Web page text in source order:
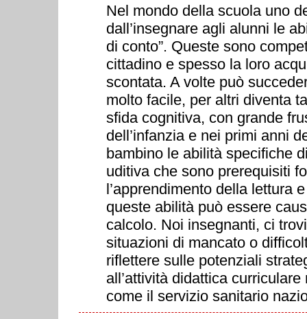
Nel mondo della scuola uno
dall’insegnare agli alunni le
di conto”. Queste sono
cittadino e spesso la loro
scontata. A volte può
molto facile, per altri diventa
sfida cognitiva, con grande
dell’infanzia e nei primi anni
bambino le abilità specifiche
uditiva che sono prerequisiti
l’apprendimento della lettura
queste abilità può essere
calcolo. Noi insegnanti, ci
situazioni di mancato o
riflettere sulle potenziali
all’attività didattica
come il servizio sanitario